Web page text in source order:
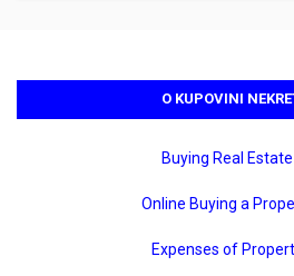
O KUPOVINI
Buying Real
Online Buying a
Expenses of